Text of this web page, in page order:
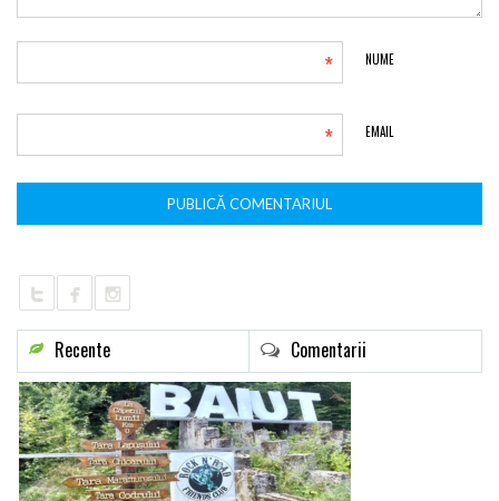
NUME
*
EMAIL
*
Recente Comentarii